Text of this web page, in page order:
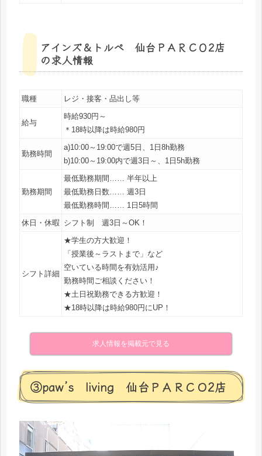
アインズ＆トルペ 仙台ＰＡＲＣＯ2店
の求人情報
職種 レジ・接客・品出し等
給与
時給930円～
＊18時以降は時給980円
勤務時間
a)10:00～19:00で週5日、1日8h勤務
b)10:00～19:00内で週3日～、1日5h勤務
勤務期間
最低勤務期間…… 半年以上
最低勤務日数…… 週3日
最低勤務時間…… 1日5時間
休日・休暇 シフト制 週3日～OK！
シフト詳細
★学生の方大歓迎！
「授業後～ラストまで」など
空いている時間を有効活用♪
勤務時間ご相談ください！
★土日祝勤務できる方歓迎！
★18時以降は時給980円にUP！
求人情報を掲載元で見る
③paw’s living 仙台ＰＡＲＣＯ2店